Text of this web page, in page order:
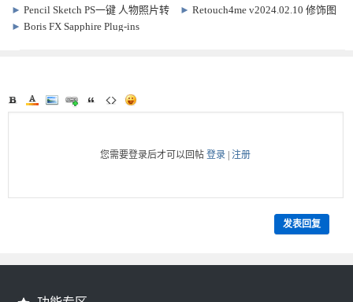
女
皮换装
►Pencil Sketch PS一键 人物照片转
素描手绘效果 插件
►Retouch4me v2024.02.10 修饰图
►Boris FX Sapphire Plug-ins
您需要登录后才可以回帖登录 |注册
发表回复